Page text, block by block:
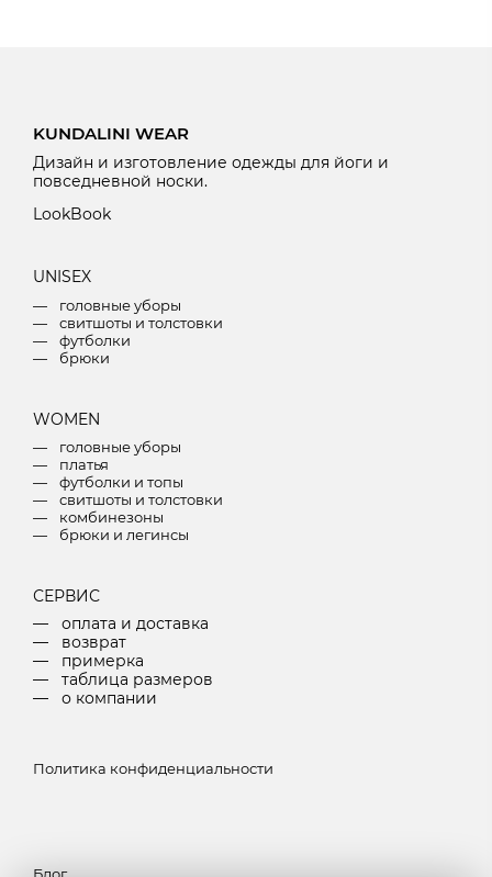
KUNDALINI WEAR
Дизайн и изготовление одежды для йоги и
повседневной носки.
LookBook
UNISEX
головные уборы
свитшоты и толстовки
футболки
брюки
WOMEN
головные уборы
платья
футболки и топы
свитшоты и толстовки
комбинезоны
брюки и легинсы
СЕРВИС
оплата и доставка
возврат
примерка
таблица размеров
о компании
Политика конфиденциальности